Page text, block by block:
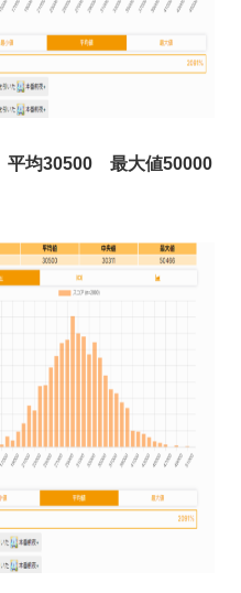
平均30500 最大値50000